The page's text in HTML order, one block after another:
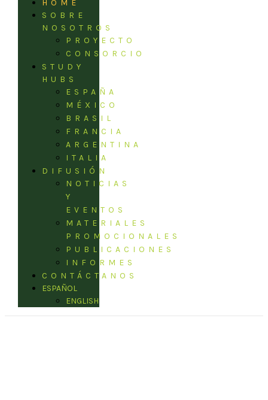
HOME
SOBRE
NOSOTROS
PROYECTO
CONSORCIO
STUDY
HUBS
ESPAÑA
MÉXICO
BRASIL
FRANCIA
ARGENTINA
ITALIA
DIFUSIÓN
NOTICIAS
Y
EVENTOS
MATERIALES
PROMOCIONALES
PUBLICACIONES
INFORMES
CONTÁCTANOS
ESPAÑOL
ENGLISH